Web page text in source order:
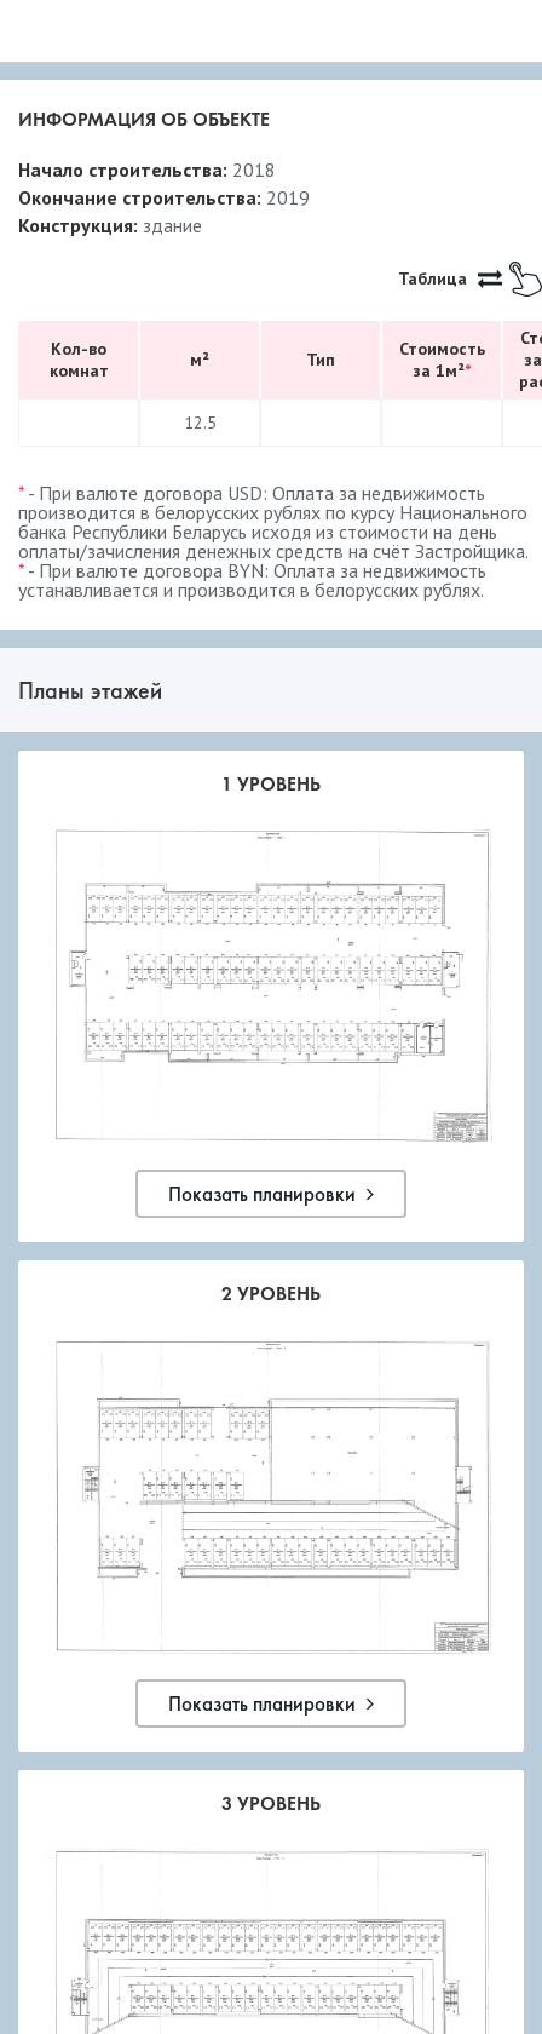
ИНФОРМАЦИЯ ОБ ОБЪЕКТЕ
Начало строительства: 2018
Окончание строительства: 2019
Конструкция: здание
Таблица
Кол-во
комнат
м² Тип
Стоимость
за 1м²*
12.5
* - При валюте договора USD: Оплата за недвижимость
производится в белорусских рублях по курсу Национального
банка Республики Беларусь исходя из стоимости на день
оплаты/зачисления денежных средств на счёт Застройщика.
* - При валюте договора BYN: Оплата за недвижимость
устанавливается и производится в белорусских рублях.
Планы этажей
1 УРОВЕНЬ
Показать планировки
2 УРОВЕНЬ
Показать планировки
3 УРОВЕНЬ